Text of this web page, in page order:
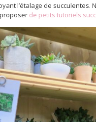
l’étalage de succulentes.
de petits tutoriels